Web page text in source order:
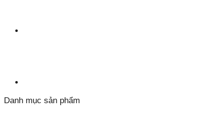
Danh mục sản phẩm